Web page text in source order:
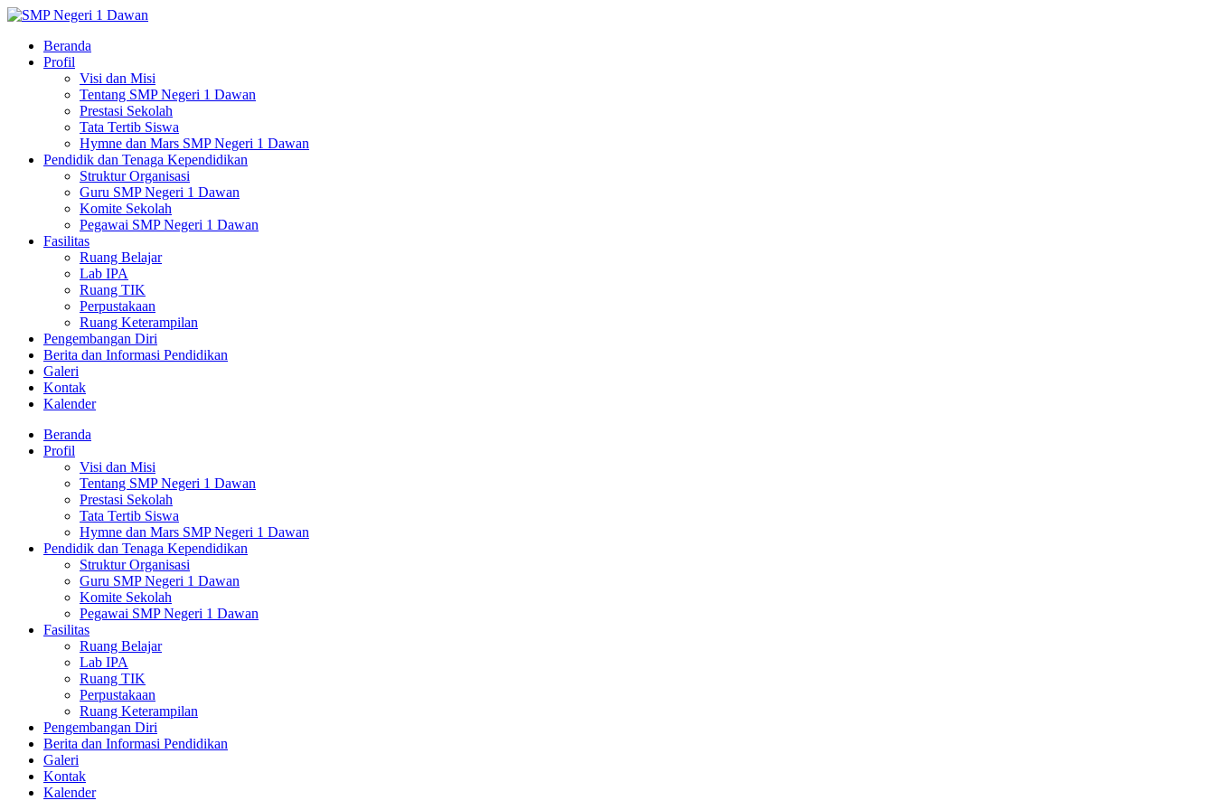
Beranda
Profil
Visi dan Misi
Tentang SMP Negeri 1 Dawan
Prestasi Sekolah
Tata Tertib Siswa
Hymne dan Mars SMP Negeri 1 Dawan
Pendidik dan Tenaga Kependidikan
Struktur Organisasi
Guru SMP Negeri 1 Dawan
Komite Sekolah
Pegawai SMP Negeri 1 Dawan
Fasilitas
Ruang Belajar
Lab IPA
Ruang TIK
Perpustakaan
Ruang Keterampilan
Pengembangan Diri
Berita dan Informasi Pendidikan
Galeri
Kontak
Kalender
Beranda
Profil
Visi dan Misi
Tentang SMP Negeri 1 Dawan
Prestasi Sekolah
Tata Tertib Siswa
Hymne dan Mars SMP Negeri 1 Dawan
Pendidik dan Tenaga Kependidikan
Struktur Organisasi
Guru SMP Negeri 1 Dawan
Komite Sekolah
Pegawai SMP Negeri 1 Dawan
Fasilitas
Ruang Belajar
Lab IPA
Ruang TIK
Perpustakaan
Ruang Keterampilan
Pengembangan Diri
Berita dan Informasi Pendidikan
Galeri
Kontak
Kalender